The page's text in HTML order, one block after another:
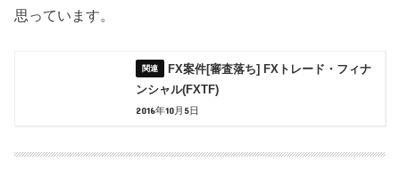
思っています。
FX案件[審査落ち] FXトレード・フィナ
ンシャル(FXTF)
2016年10月5日